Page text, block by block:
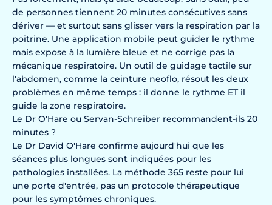
de personnes tiennent 20 minutes consécutives sans
dériver — et surtout sans glisser vers la respiration par la
poitrine. Une application mobile peut guider le rythme
mais expose à la lumière bleue et ne corrige pas la
mécanique respiratoire. Un outil de guidage tactile sur
l'abdomen, comme la ceinture neoflo, résout les deux
problèmes en même temps : il donne le rythme ET il
guide la zone respiratoire.
Le Dr O'Hare ou Servan-Schreiber recommandent-ils 20
minutes ?
Le Dr David O'Hare confirme aujourd'hui que les
séances plus longues sont indiquées pour les
pathologies installées. La méthode 365 reste pour lui
une porte d'entrée, pas un protocole thérapeutique
pour les symptômes chroniques.